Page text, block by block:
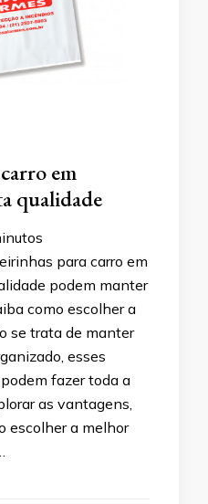
em
qualidade
para carro em
podem manter
como escolher a
se trata de manter
esses
fazer toda a
as vantagens,
escolher a melhor